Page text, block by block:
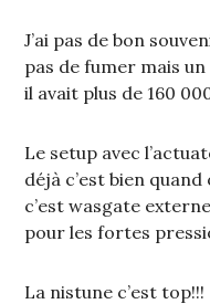
J’ai pas de bon
pas de fumer mais
il avait plus de 160
Le setup avec
déjà c’est bien
c’est wasgate
pour les fortes
La nistune c’est top!!!